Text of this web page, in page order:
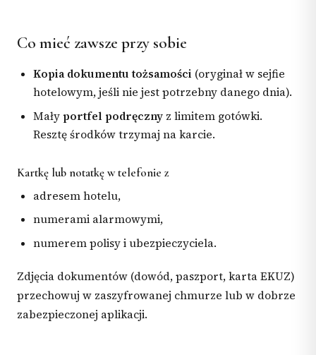
Co mieć zawsze przy sobie
Kopia dokumentu tożsamości (oryginał w sejfie
hotelowym, jeśli nie jest potrzebny danego dnia).
Mały portfel podręczny z limitem gotówki.
Resztę środków trzymaj na karcie.
Kartkę lub notatkę w telefonie z
adresem hotelu,
numerami alarmowymi,
numerem polisy i ubezpieczyciela.
Zdjęcia dokumentów (dowód, paszport, karta EKUZ)
przechowuj w zaszyfrowanej chmurze lub w dobrze
zabezpieczonej aplikacji.